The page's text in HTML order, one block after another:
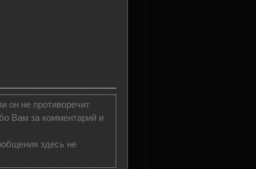
он не противоречит
Вам за комментарий и
здесь не